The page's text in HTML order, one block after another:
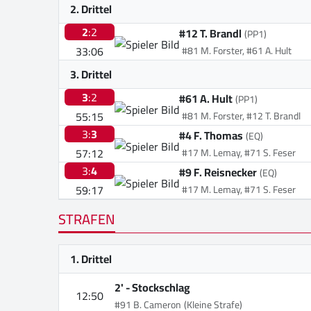
2. Drittel
2:2
33:06
#12 T. Brandl(PP1)
#81 M. Forster, #61 A. Hult
3. Drittel
3:2
55:15
#61 A. Hult(PP1)
#81 M. Forster, #12 T. Brandl
3:3
57:12
#4 F. Thomas(EQ)
#17 M. Lemay, #71 S. Feser
3:4
59:17
#9 F. Reisnecker(EQ)
#17 M. Lemay, #71 S. Feser
STRAFEN
1. Drittel
12:50 2' -Stockschlag
#91 B. Cameron(Kleine Strafe)